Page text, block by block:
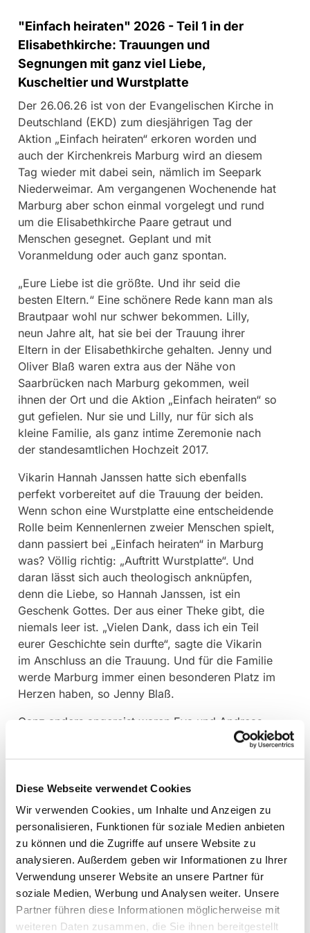
Diese Webseite verwendet Cookies
Wir verwenden Cookies, um Inhalte und Anzeigen zu
personalisieren, Funktionen für soziale Medien anbieten
zu können und die Zugriffe auf unsere Website zu
analysieren. Außerdem geben wir Informationen zu Ihrer
Verwendung unserer Website an unsere Partner für
soziale Medien, Werbung und Analysen weiter. Unsere
Partner führen diese Informationen möglicherweise mit
weiteren Daten zusammen, die Sie ihnen bereitgestellt
"Einfach heiraten" 2026 - Teil 1 in der
Elisabethkirche: Trauungen und
Segnungen mit ganz viel Liebe,
Kuscheltier und Wurstplatte
Der 26.06.26 ist von der Evangelischen Kirche in
Deutschland (EKD) zum diesjährigen Tag der
Aktion „Einfach heiraten“ erkoren worden und
auch der Kirchenkreis Marburg wird an diesem
Tag wieder mit dabei sein, nämlich im Seepark
Niederweimar. Am vergangenen Wochenende hat
Marburg aber schon einmal vorgelegt und rund
um die Elisabethkirche Paare getraut und
Menschen gesegnet. Geplant und mit
Voranmeldung oder auch ganz spontan.
„Eure Liebe ist die größte. Und ihr seid die
besten Eltern.“ Eine schönere Rede kann man als
Brautpaar wohl nur schwer bekommen. Lilly,
neun Jahre alt, hat sie bei der Trauung ihrer
Eltern in der Elisabethkirche gehalten. Jenny und
Oliver Blaß waren extra aus der Nähe von
Saarbrücken nach Marburg gekommen, weil
ihnen der Ort und die Aktion „Einfach heiraten“ so
gut gefielen. Nur sie und Lilly, nur für sich als
kleine Familie, als ganz intime Zeremonie nach
der standesamtlichen Hochzeit 2017.
Vikarin Hannah Janssen hatte sich ebenfalls
perfekt vorbereitet auf die Trauung der beiden.
Wenn schon eine Wurstplatte eine entscheidende
Rolle beim Kennenlernen zweier Menschen spielt,
dann passiert bei „Einfach heiraten“ in Marburg
was? Völlig richtig: „Auftritt Wurstplatte“. Und
daran lässt sich auch theologisch anknüpfen,
denn die Liebe, so Hannah Janssen, ist ein
Geschenk Gottes. Der aus einer Theke gibt, die
niemals leer ist. „Vielen Dank, dass ich ein Teil
eurer Geschichte sein durfte“, sagte die Vikarin
im Anschluss an die Trauung. Und für die Familie
werde Marburg immer einen besonderen Platz im
Herzen haben, so Jenny Blaß.
Ganz anders angereist waren Eva und Andreas
Brückel. Auch sie haben ihre standesamtliche
Marburg. Aufregung vor dem Ja-Wort?
Komplette Fehlanzeige. „Genau deshalb haben
wir uns ja für dieses Format entscheiden“,
erklärte Eva Brückel. „Ich wollte keinen Stress mit
Vorbereitungen haben und das ist einfach
perfekt, so wie es ist.“ Prädikantin Margaretha
Eidam traute die beiden. Auch hier war ein
Bezug zur Kulinarik im Spiel: Das Salz in der
Suppe und der Zucker im Kaffee – dieses